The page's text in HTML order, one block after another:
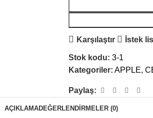
Karşılaştır İstek
Stok kodu: 3-1
Kategoriler: APPLE,
Paylaş:
AÇIKLAMADEĞERLENDIRMELER (0)